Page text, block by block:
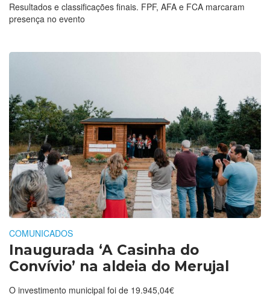
Resultados e classificações finais. FPF, AFA e FCA marcaram
presença no evento
COMUNICADOS
Inaugurada ‘A Casinha do
Convívio’ na aldeia do Merujal
O investimento municipal foi de 19.945,04€